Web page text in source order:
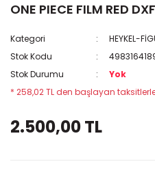
ONE PIECE FILM RED
Kategori HEYKEL-
Stok Kodu
Stok Durumu
Yok
* 258,02 TL den başlayan
2.500,00 TL